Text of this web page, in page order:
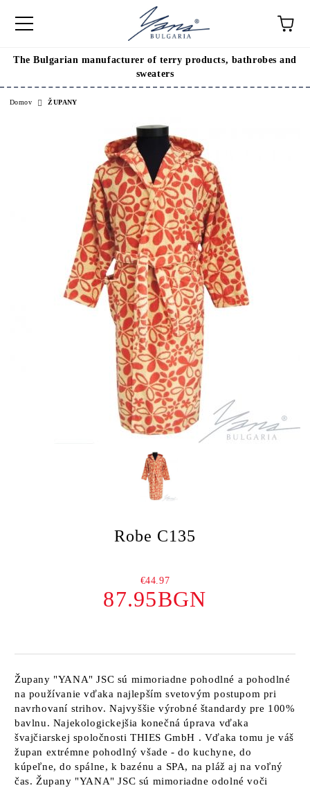
The Bulgarian manufacturer of terry products, bathrobes and
sweaters
Domov ŽUPANY
Robe C135
€44.97
87.95BGN
Župany "YANA" JSC sú mimoriadne pohodlné a pohodlné
na používanie vďaka najlepším svetovým postupom pri
navrhovaní strihov. Najvyššie výrobné štandardy pre 100%
bavlnu. Najekologickejšia konečná úprava vďaka
švajčiarskej spoločnostiTHIES GmbH . Vďaka tomu je váš
župan extrémne pohodlný všade - do kuchyne, do
kúpeľne, do spálne, k bazénu a SPA, na pláž aj na voľný
čas. Župany "YANA" JSC sú mimoriadne odolné voči